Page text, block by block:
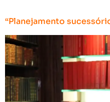
“Planejamento